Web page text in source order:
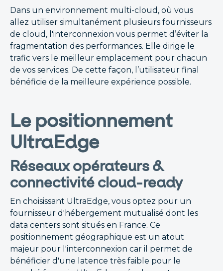
Dans un environnement multi-cloud, où vous
allez utiliser simultanément plusieurs fournisseurs
de cloud, l'interconnexion vous permet d’éviter la
fragmentation des performances. Elle dirige le
trafic vers le meilleur emplacement pour chacun
de vos services. De cette façon, l’utilisateur final
bénéficie de la meilleure expérience possible.
Le positionnement
UltraEdge
Réseaux opérateurs &
connectivité cloud-ready
En choisissant UltraEdge, vous optez pour un
fournisseur d'hébergement mutualisé dont les
data centers sont situés en France. Ce
positionnement géographique est un atout
majeur pour l'interconnexion car il permet de
bénéficier d'une latence très faible pour le